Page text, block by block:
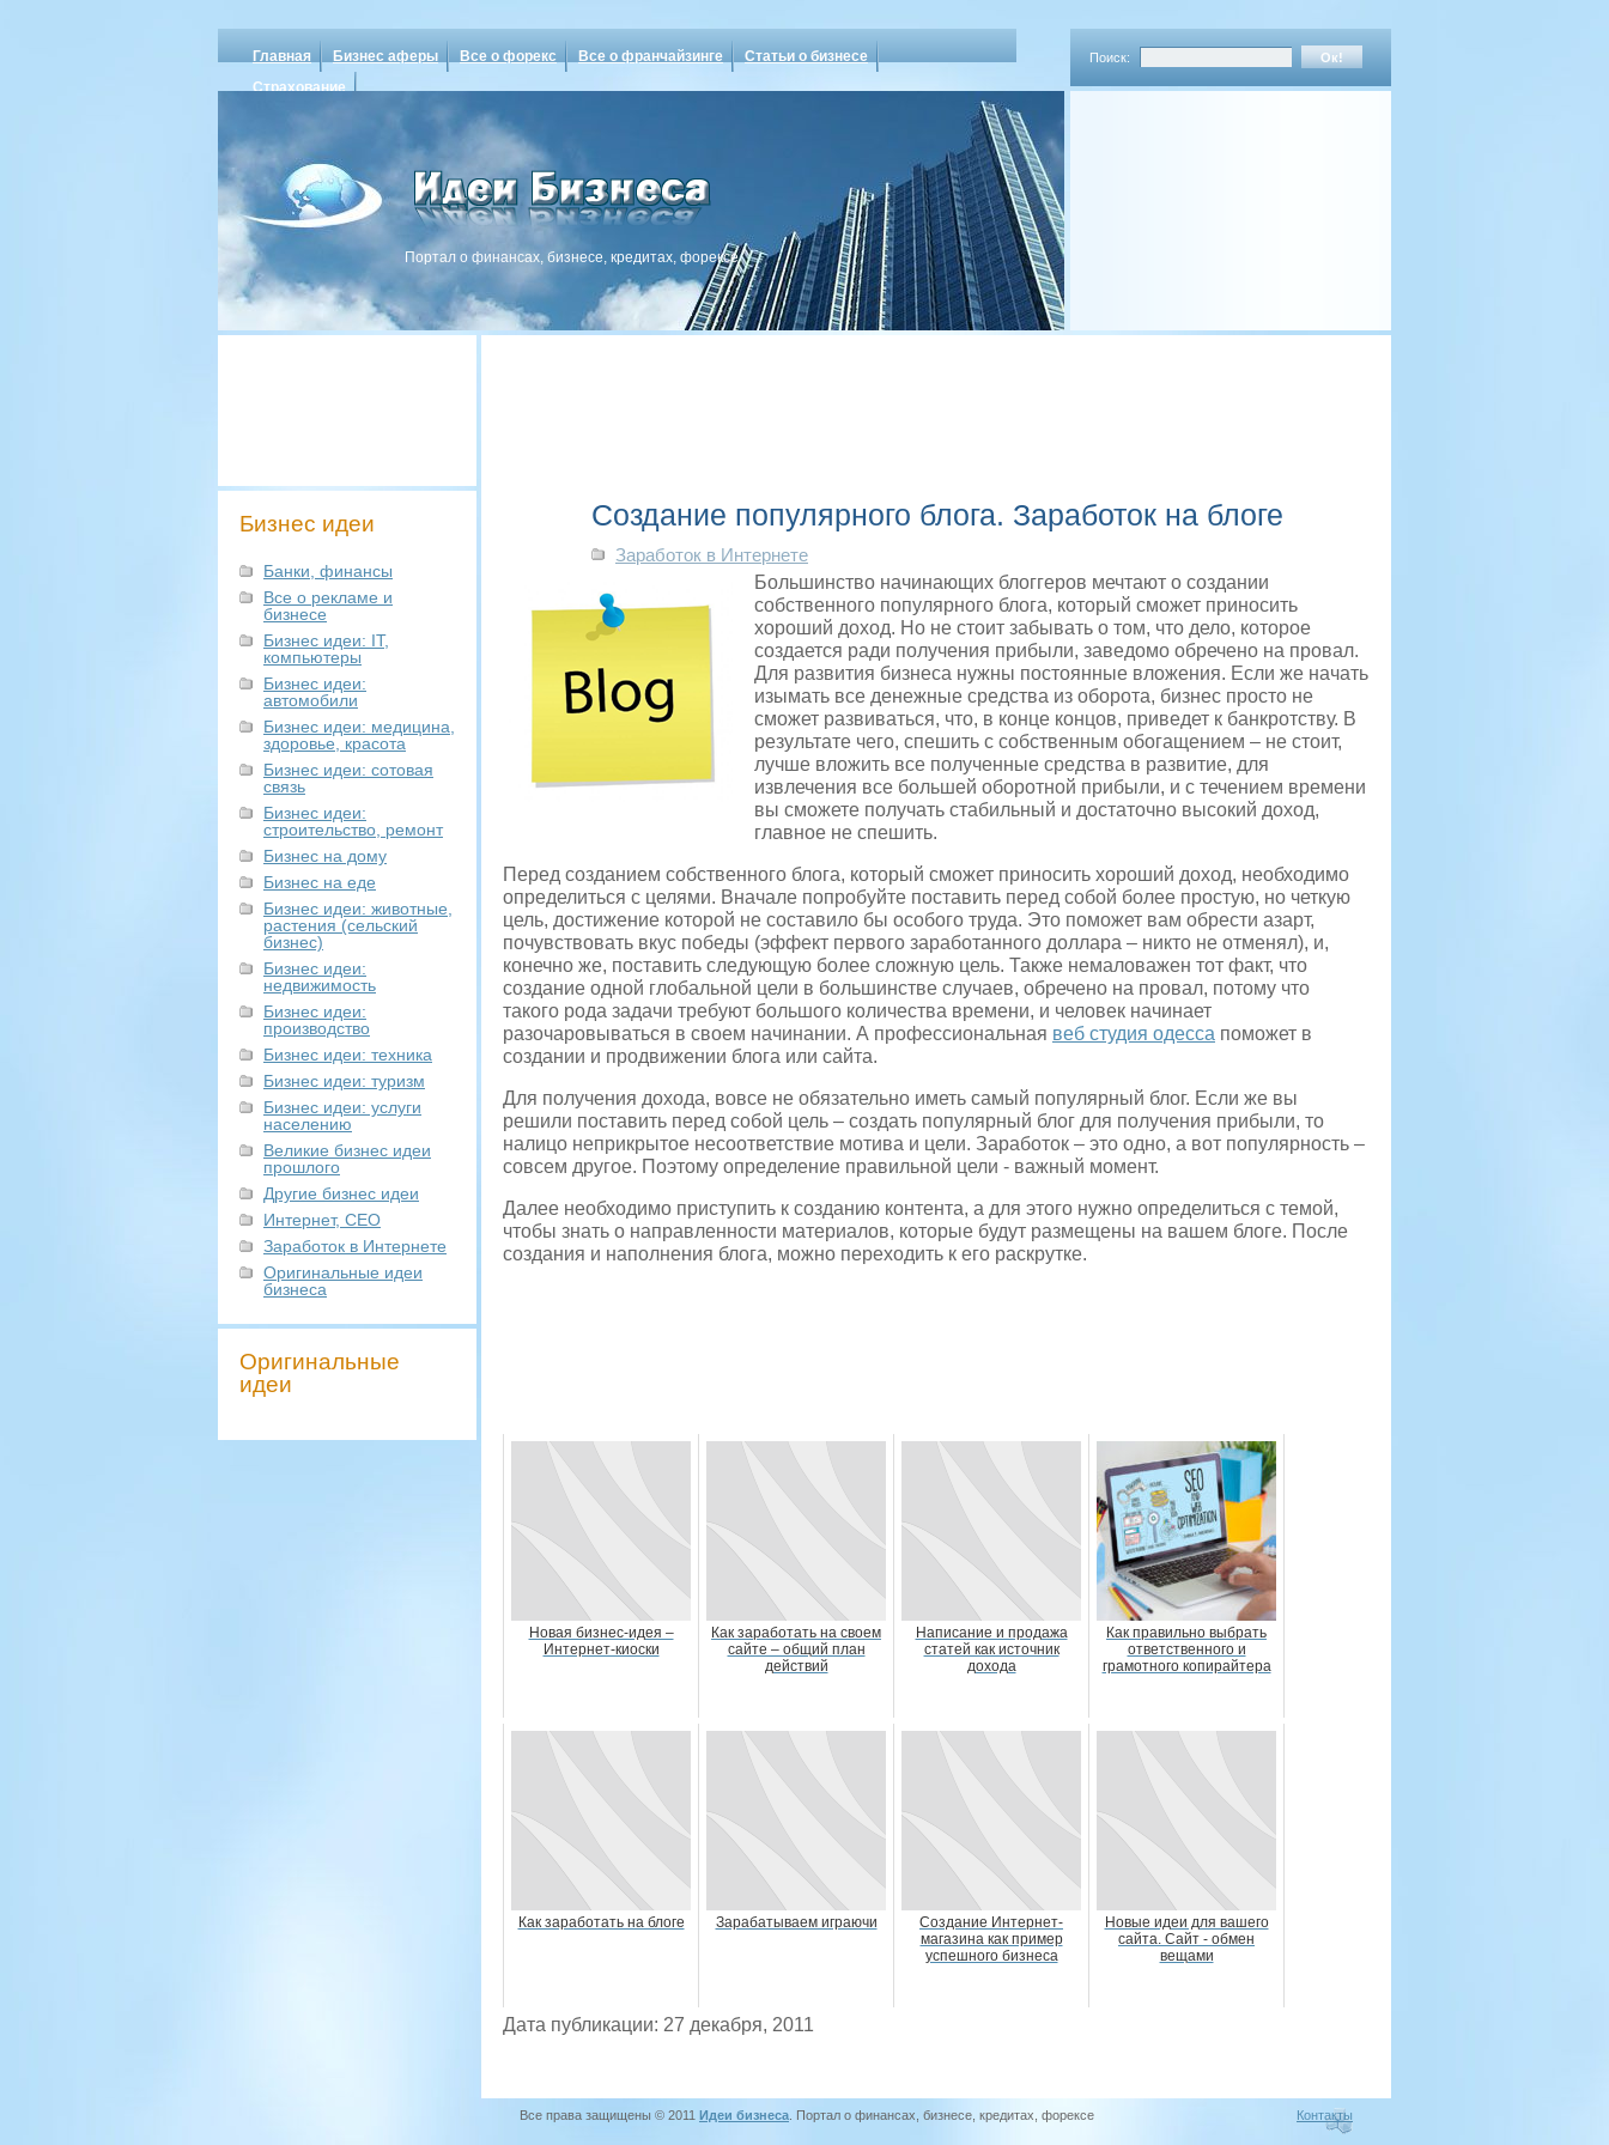
Главная Бизнес аферы Все о форекс Все о франчайзинге
Статьи о бизнесе
Страхование
Поиск:
Портал о финансах, бизнесе, кредитах, форексе
Бизнес идеи
Банки, финансы
Все о рекламе и
бизнесе
Бизнес идеи: IT,
компьютеры
Бизнес идеи:
автомобили
Бизнес идеи: медицина,
здоровье, красота
Бизнес идеи: сотовая
связь
Бизнес идеи:
строительство, ремонт
Бизнес на дому
Бизнес на еде
Бизнес идеи: животные,
растения (сельский
бизнес)
Бизнес идеи:
недвижимость
Бизнес идеи:
производство
Бизнес идеи: техника
Бизнес идеи: туризм
Бизнес идеи: услуги
населению
Великие бизнес идеи
прошлого
Другие бизнес идеи
Интернет, СЕО
Заработок в Интернете
Оригинальные идеи
бизнеса
Оригинальные
идеи
Создание популярного блога. Заработок на блоге
Заработок в Интернете
Большинство начинающих блоггеров мечтают о создании
собственного популярного блога, который сможет приносить
хороший доход. Но не стоит забывать о том, что дело, которое
создается ради получения прибыли, заведомо обречено на провал.
Для развития бизнеса нужны постоянные вложения. Если же начать
изымать все денежные средства из оборота, бизнес просто не
сможет развиваться, что, в конце концов, приведет к банкротству. В
результате чего, спешить с собственным обогащением – не стоит,
лучше вложить все полученные средства в развитие, для
извлечения все большей оборотной прибыли, и с течением времени
вы сможете получать стабильный и достаточно высокий доход,
главное не спешить.
Перед созданием собственного блога, который сможет приносить хороший доход, необходимо
определиться с целями. Вначале попробуйте поставить перед собой более простую, но четкую
цель, достижение которой не составило бы особого труда. Это поможет вам обрести азарт,
почувствовать вкус победы (эффект первого заработанного доллара – никто не отменял), и,
конечно же, поставить следующую более сложную цель. Также немаловажен тот факт, что
создание одной глобальной цели в большинстве случаев, обречено на провал, потому что
такого рода задачи требуют большого количества времени, и человек начинает
разочаровываться в своем начинании. А профессиональная веб студия одесса поможет в
создании и продвижении блога или сайта.
Для получения дохода, вовсе не обязательно иметь самый популярный блог. Если же вы
решили поставить перед собой цель – создать популярный блог для получения прибыли, то
налицо неприкрытое несоответствие мотива и цели. Заработок – это одно, а вот популярность –
совсем другое. Поэтому определение правильной цели - важный момент.
Далее необходимо приступить к созданию контента, а для этого нужно определиться с темой,
чтобы знать о направленности материалов, которые будут размещены на вашем блоге. После
создания и наполнения блога, можно переходить к его раскрутке.
Новая бизнес-идея –
Интернет-киоски
Как заработать на своем
сайте – общий план
действий
Написание и продажа
статей как источник
дохода
Как правильно выбрать
ответственного и
грамотного копирайтера
Как заработать на блоге Зарабатываем играючи
Создание Интернет-
магазина как пример
успешного бизнеса
Новые идеи для вашего
сайта. Сайт - обмен
вещами
Дата публикации: 27 декабря, 2011
Все права защищены © 2011 Идеи бизнеса . Портал о финансах, бизнесе, кредитах, форексе Контакты